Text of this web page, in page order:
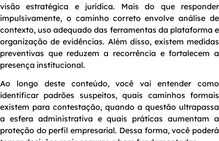
visão estratégica e jurídica. Mais do que responder
impulsivamente, o caminho correto envolve análise de
contexto, uso adequado das ferramentas da plataforma e
organização de evidências. Além disso, existem medidas
preventivas que reduzem a recorrência e fortalecem a
presença institucional.
Ao longo deste conteúdo, você vai entender como
identificar padrões suspeitos, quais caminhos formais
existem para contestação, quando a questão ultrapassa
a esfera administrativa e quais práticas aumentam a
proteção do perfil empresarial. Dessa forma, você poderá